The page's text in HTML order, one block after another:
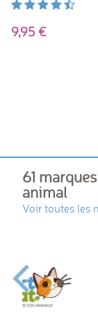
9,95
61
animal
Voir toutes les